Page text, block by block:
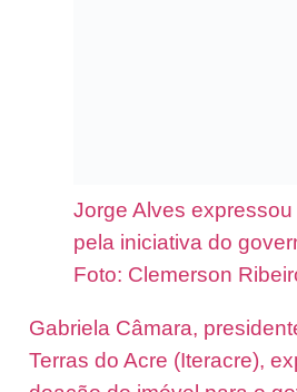
Jorge Alves
pela iniciativa do
Foto: Clemerson
Gabriela Câmara,
Terras do Acre (Iteracre),